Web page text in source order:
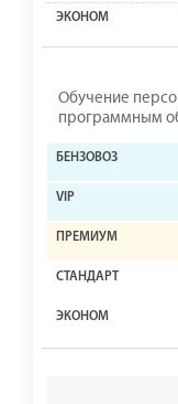
Обучение
программным